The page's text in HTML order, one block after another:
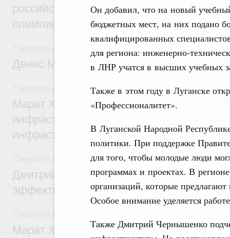
Он добавил, что на новый
бюджетных мест, на них подано
квалифицированных
для региона: инженерно-
в ЛНР учатся в высших учебных
Также в этом году в Луганске
«Профессионалитет».
В Луганской Народной
политики. При поддержке
для того, чтобы молодые люди
программах и проектах. В
организаций, которые
Особое внимание уделяется
Также Дмитрий Чернышенко
российскую сборную с победой на
олимпиаде по искусственному
Денис Мантуров посетил Ярославскую
Бюджеты субъектов Федерации.
Марат Хуснуллин: 15 объектов
инфраструктуры построили и обновили
инфраструктурным кредитам
Развитие сельских территорий
Дмитрий Патрушев: Синхронизация
эффективность поддержки сельских
Марат Хуснуллин: «Единый заказчик»